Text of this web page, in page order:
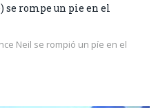
se rompe un pie en el
Neil se rompió un píe en el